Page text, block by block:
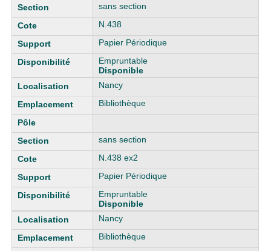
sans section
N.438
Papier Périodique
Empruntable
Disponible
Nancy
Bibliothèque
sans section
N.438 ex2
Papier Périodique
Empruntable
Disponible
Nancy
Bibliothèque